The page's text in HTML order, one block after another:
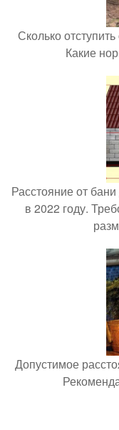
Сколько
Какие
Расстояние от
в 2022 году.
Допустимое